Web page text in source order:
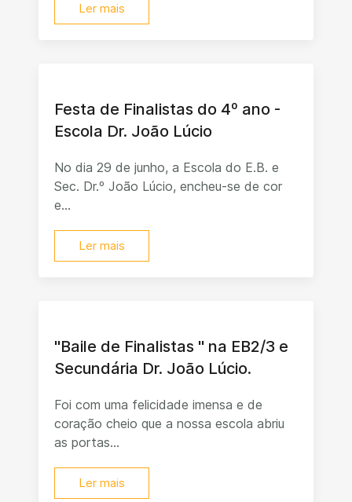
Ler mais
Festa de Finalistas do 4º ano -
Escola Dr. João Lúcio
No dia 29 de junho, a Escola do E.B. e
Sec. Dr.º João Lúcio, encheu-se de cor
e...
Ler mais
"Baile de Finalistas " na EB2/3 e
Secundária Dr. João Lúcio.
Foi com uma felicidade imensa e de
coração cheio que a nossa escola abriu
as portas...
Ler mais